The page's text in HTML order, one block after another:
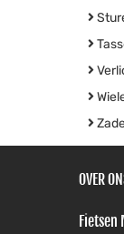
OVER
Fietsen